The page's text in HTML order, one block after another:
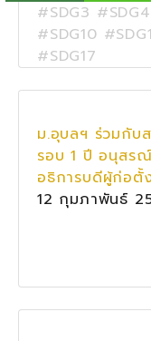
#SDG3
#SDG10
#SDG17
ม.อุบลฯ ร่วมกับ
รอบ 1 ปี อนุสร
อธิการบดีผู้ก่อตั้
12 กุมภาพันธ์